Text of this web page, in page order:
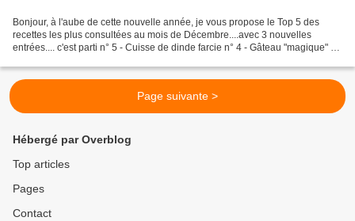
Bonjour, à l'aube de cette nouvelle année, je vous propose le Top 5 des
recettes les plus consultées au mois de Décembre....avec 3 nouvelles
entrées.... c'est parti n° 5 - Cuisse de dinde farcie n° 4 - Gâteau "magique" au
Page suivante >
Hébergé par Overblog
Top articles
Pages
Contact